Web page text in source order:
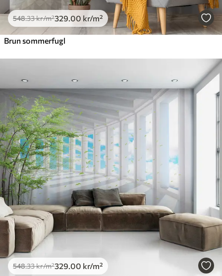
548.33kr/m²329 .00 kr/m²
Brun sommerfugl
548.33kr/m²329 .00 kr/m²